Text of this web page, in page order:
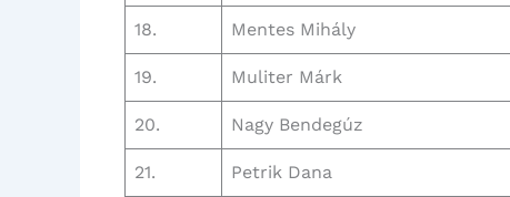
18. Mentes Mihály
19. Muliter Márk
20. Nagy Bendegúz
21. Petrik Dana